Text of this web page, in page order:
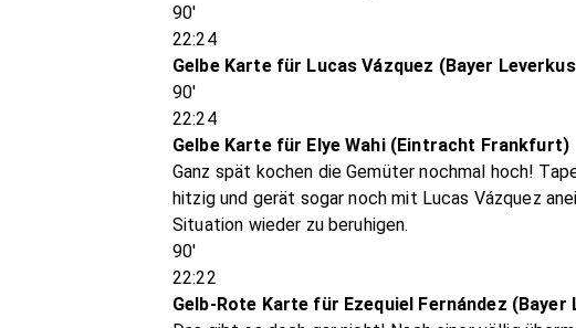
90'
22:24
Gelbe Karte für Lucas Vázquez (Bayer
90'
22:24
Gelbe Karte für Elye Wahi (Eintracht Frankfurt)
Ganz spät kochen die Gemüter nochmal hoch!
hitzig und gerät sogar noch mit Lucas Vázquez
Situation wieder zu beruhigen.
90'
22:22
Gelb-Rote Karte für Ezequiel Fernández (Bayer